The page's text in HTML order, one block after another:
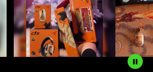
carousel
with
panning
animation.
Use